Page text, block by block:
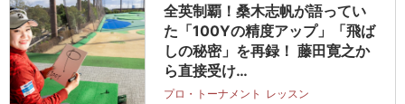
全英制覇！桑木志帆が語ってい
た「100Yの精度アップ」「飛ば
しの秘密」を再録！ 藤田寛之か
ら直接受け…
プロ・トーナメント レッスン